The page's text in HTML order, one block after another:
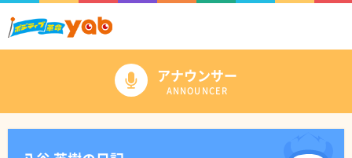
アナウンサー
ANNOUNCER